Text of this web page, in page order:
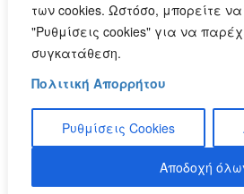
των cookies. Ωστόσο, μπορείτε να
"Ρυθμίσεις cookies" για να
συγκατάθεση.
Πολιτική Απορρήτου
Ρυθμίσεις Cookies
Αποδοχή
Κρεμαστά κουδούνια
Στείλτε e-mail στο :
ή συμπληρώστε την
Copyright 2020 | All Rights Reserved |
Hi Web